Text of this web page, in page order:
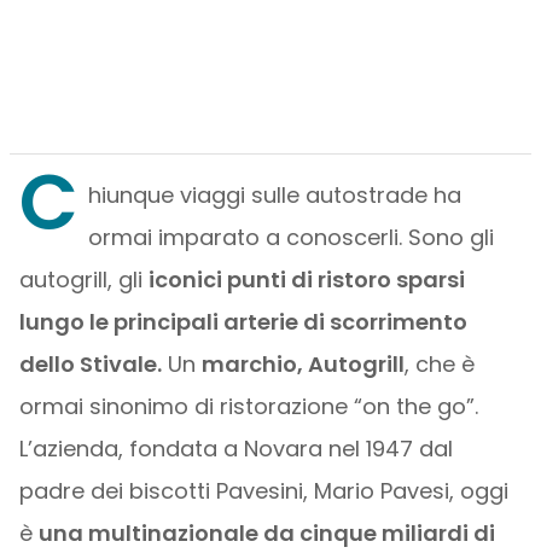
C hiunque viaggi sulle autostrade ha
ormai imparato a conoscerli. Sono gli
autogrill, gli iconici punti di ristoro sparsi
lungo le principali arterie di scorrimento
dello Stivale.Un marchio, Autogrill, che è
ormai sinonimo di ristorazione “on the go”.
L’azienda, fondata a Novara nel 1947 dal
padre dei biscotti Pavesini, Mario Pavesi, oggi
è una multinazionale da cinque miliardi di